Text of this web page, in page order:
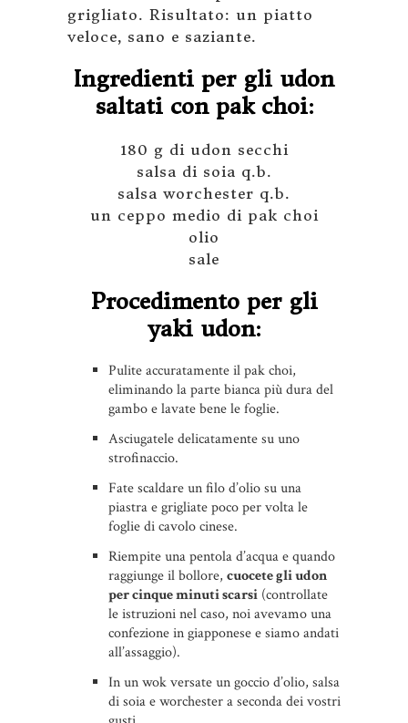
grigliato. Risultato: un piatto
veloce, sano e saziante.
Ingredienti per gli udon
saltati con pak choi:
180 g di udon secchi
salsa di soia q.b.
salsa worchester q.b.
un ceppo medio di pak choi
olio
sale
Procedimento per gli
yaki udon:
Pulite accuratamente il pak choi,
eliminando la parte bianca più dura del
gambo e lavate bene le foglie.
Asciugatele delicatamente su uno
strofinaccio.
Fate scaldare un filo d’olio su una
piastra e grigliate poco per volta le
foglie di cavolo cinese.
Riempite una pentola d’acqua e quando
raggiunge il bollore, cuocete gli udon
per cinque minuti scarsi (controllate
le istruzioni nel caso, noi avevamo una
confezione in giapponese e siamo andati
all’assaggio).
In un wok versate un goccio d’olio, salsa
di soia e worchester a seconda dei vostri